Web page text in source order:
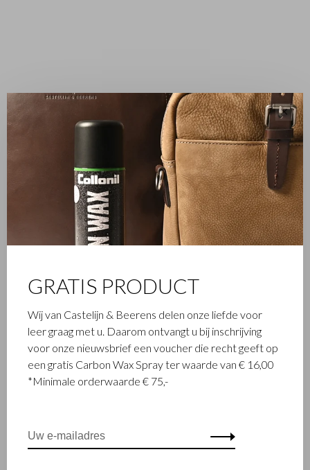
FAMILIEBEDRIJF
Het in Waalwijk gevestigde Castelijn & Beerens is een
gerenommeerd familiebedrijf dat al sinds 1945 luxe
lederwaren ontwerpt en vervaardigt. Het bedrijf werd
opgericht toen stikmeester Walter Castelijn en leerstanser
Marinus Beerens besloten samen leerproducten te maken.
Beerens - aan het roer en geniet Castelijn & Beerens
internationale bekendheid. De familietraditie van kwaliteit en
vakmanschap staat nog altijd hoog in het vaandel. Iets wat ook
is terug te zien in de collectie van het eigentijdse RENEE-label
dat in 2012 werd gelanceerd.
✕
GRATIS PRODUCT
Wij van Castelijn & Beerens delen onze liefde voor
leer graag met u. Daarom ontvangt u bij inschrijving
voor onze nieuwsbrief een voucher die recht geeft op
een gratis Carbon Wax Spray ter waarde van € 16,00
*Minimale orderwaarde € 75,-